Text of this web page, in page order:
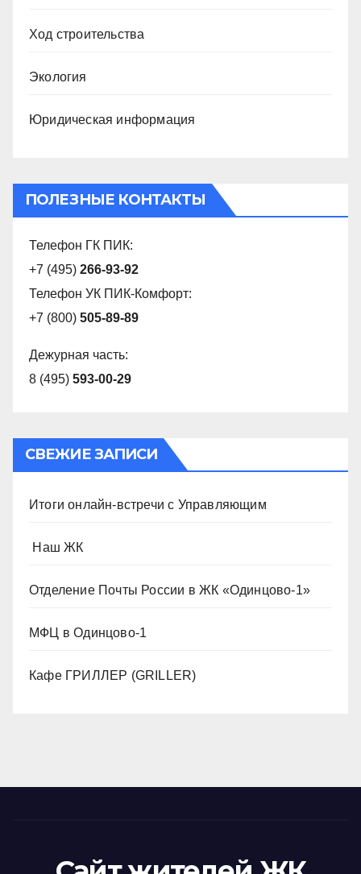
Ход строительства
Экология
Юридическая информация
ПОЛЕЗНЫЕ КОНТАКТЫ
Телефон ГК ПИК:
+7 (495) 266-93-92
Телефон УК ПИК-Комфорт:
+7 (800) 505-89-89
Дежурная часть:
8 (495) 593-00-29
СВЕЖИЕ ЗАПИСИ
Итоги онлайн-встречи с Управляющим
️ Наш ЖК
Отделение Почты России в ЖК «Одинцово-1»
МФЦ в Одинцово-1
Кафе ГРИЛЛЕР (GRILLER)